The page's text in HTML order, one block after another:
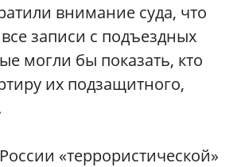
внимание суда, что
записи с подъездных
могли бы показать, кто
их подзащитного,
«террористической»